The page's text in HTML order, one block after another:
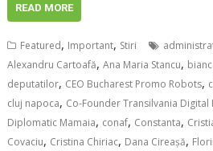
READ MORE
Featured, Important, Stiri
Alexandru Cartoafă,Ana Maria Stancu,
deputatilor, CEO Bucharest Promo Robots,
cluj napoca, Co-Founder Transilvania
Diplomatic Mamaia, conaf, Constanta,
Covaciu, Cristina Chiriac, Dana Cireașă,